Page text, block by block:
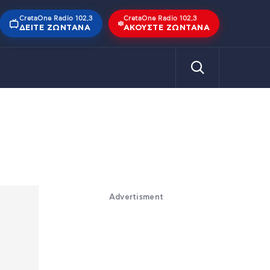
CretaOne Radio 102,3
ΔΕΊΤΕ ΖΩΝΤΑΝΆ
CretaOne Radio 102,3
ΑΚΟΎΣΤΕ ΖΩΝΤΑΝΆ
Advertisment